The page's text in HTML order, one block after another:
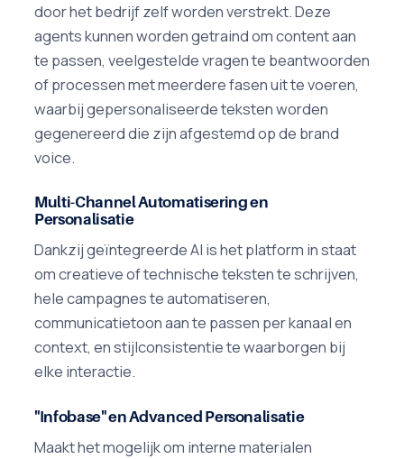
door het bedrijf zelf worden verstrekt. Deze
agents kunnen worden getraind om content aan
te passen, veelgestelde vragen te beantwoorden
of processen met meerdere fasen uit te voeren,
waarbij gepersonaliseerde teksten worden
gegenereerd die zijn afgestemd op de brand
voice.
Multi-Channel Automatisering en
Personalisatie
Dankzij geïntegreerde AI is het platform in staat
om creatieve of technische teksten te schrijven,
hele campagnes te automatiseren,
communicatietoon aan te passen per kanaal en
context, en stijlconsistentie te waarborgen bij
elke interactie.
"Infobase" en Advanced Personalisatie
Maakt het mogelijk om interne materialen